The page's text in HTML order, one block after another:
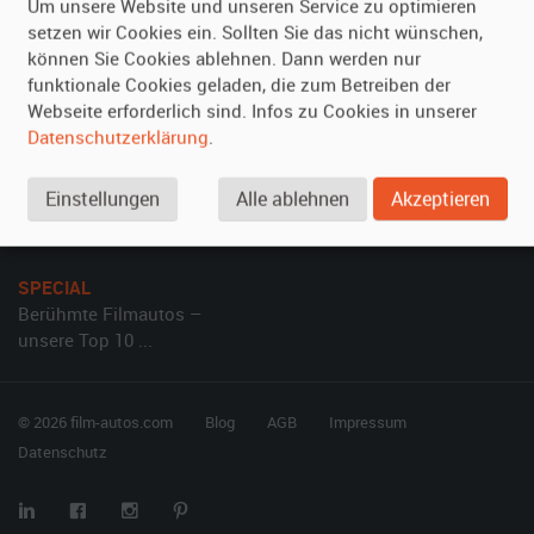
Kundenmeinungen
Service
Vermieten
Oldtimer anmelden
Fragen für Vermieter
Inserat verwalten
Hilfe
Häufige Fragen (FAQ)
Kontakt
SPECIAL
Berühmte Filmautos –
unsere Top 10 ...
© 2026 film-autos.com Blog AGB
Impressum
Datenschutz
Um unsere Website und unseren Service zu optimieren
setzen wir Cookies ein. Sollten Sie das nicht wünschen,
können Sie Cookies ablehnen. Dann werden nur
funktionale Cookies geladen, die zum Betreiben der
Webseite erforderlich sind. Infos zu Cookies in unserer
Datenschutzerklärung.
Einstellungen Alle ablehnen Akzeptieren